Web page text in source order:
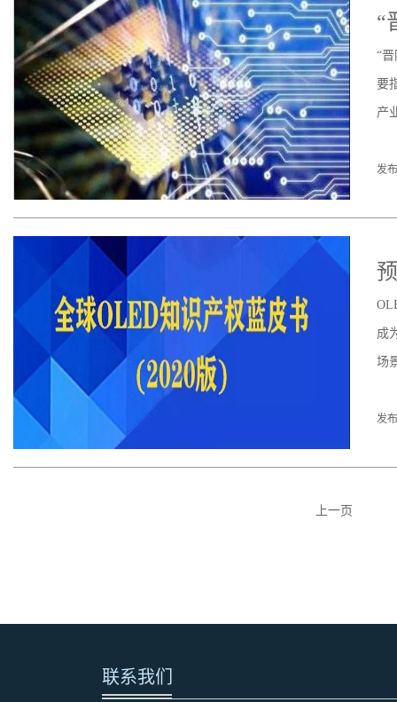
“
“
要
产
发
成
场
发
上一页
联系我们